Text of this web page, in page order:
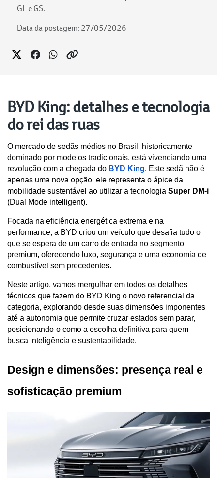
GL e GS.
Data da postagem: 27/05/2026
BYD King: detalhes e tecnologia
do rei das ruas
O mercado de sedãs médios no Brasil, historicamente
dominado por modelos tradicionais, está vivenciando uma
revolução com a chegada do BYD King. Este sedã não é
apenas uma nova opção; ele representa o ápice da
mobilidade sustentável ao utilizar a tecnologia Super DM-i
(Dual Mode intelligent).
Focada na eficiência energética extrema e na
performance, a BYD criou um veículo que desafia tudo o
que se espera de um carro de entrada no segmento
premium, oferecendo luxo, segurança e uma economia de
combustível sem precedentes.
Neste artigo, vamos mergulhar em todos os detalhes
técnicos que fazem do BYD King o novo referencial da
categoria, explorando desde suas dimensões imponentes
até a autonomia que permite cruzar estados sem parar,
posicionando-o como a escolha definitiva para quem
busca inteligência e sustentabilidade.
Design e dimensões: presença real e
sofisticação premium